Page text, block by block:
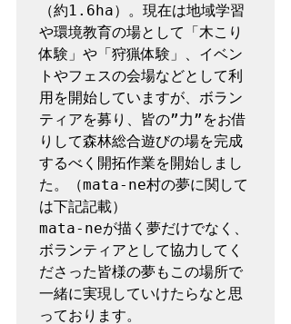
（約1.6ha）。現在は地域学習
や環境教育の場として「木こり
体験」や「狩猟体験」、イベン
トやフェスの会場などとして利
用を開始していますが、ボラン
ティアを募り、皆の”力”をお借
りして森林総合遊びの場を完成
するべく開拓作業を開始しまし
た。（mata-ne村の夢に関して
は下記記載）
mata-neが描く夢だけでなく、
ボランティアとして協力してく
ださった皆様の夢もこの場所で
一緒に実現していけたらなと思